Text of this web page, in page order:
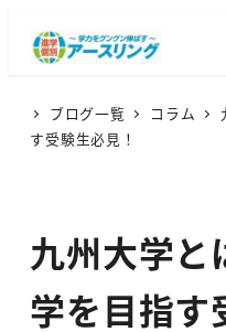
ブログ一覧 コラム
す受験生必見！
九州大学と
学を目指す